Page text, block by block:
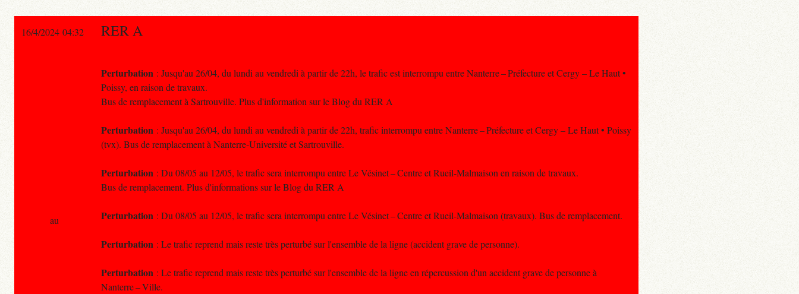
16/4/2024 04:32 RER A
Perturbation : Jusqu'au 26/04, du lundi au vendredi à partir de 22h, le trafic est interrompu entre Nanterre – Préfecture et Cergy – Le Haut •
Poissy, en raison de travaux.
Bus de remplacement à Sartrouville. Plus d'information sur le Blog du RER A
Perturbation : Jusqu'au 26/04, du lundi au vendredi à partir de 22h, trafic interrompu entre Nanterre – Préfecture et Cergy – Le Haut • Poissy
(tvx). Bus de remplacement à Nanterre-Université et Sartrouville.
Perturbation : Du 08/05 au 12/05, le trafic sera interrompu entre Le Vésinet – Centre et Rueil-Malmaison en raison de travaux.
Bus de remplacement. Plus d'informations sur le Blog du RER A
Perturbation : Du 08/05 au 12/05, le trafic sera interrompu entre Le Vésinet – Centre et Rueil-Malmaison (travaux). Bus de remplacement.
Perturbation : Le trafic reprend mais reste très perturbé sur l'ensemble de la ligne (accident grave de personne).
Perturbation : Le trafic reprend mais reste très perturbé sur l'ensemble de la ligne en répercussion d'un accident grave de personne à
Nanterre – Ville.
au